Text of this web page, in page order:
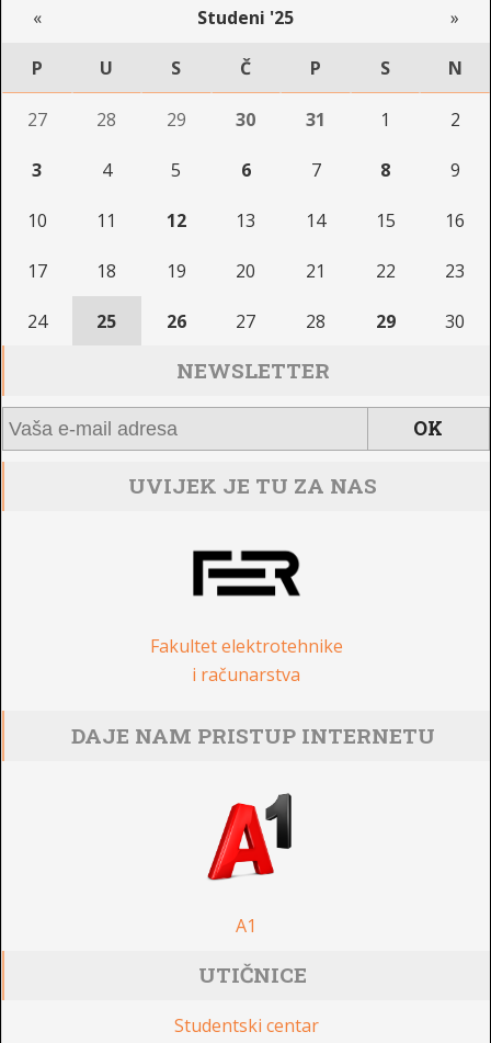
« Studeni '25 »
P U S Č P S N
27 28 29 30 31 1 2
3 4 5 6 7 8 9
10 11 12 13 14 15 16
17 18 19 20 21 22 23
24 25 26 27 28 29 30
NEWSLETTER
UVIJEK JE TU ZA NAS
Fakultet elektrotehnike
i računarstva
DAJE NAM PRISTUP INTERNETU
A1
UTIČNICE
Studentski centar